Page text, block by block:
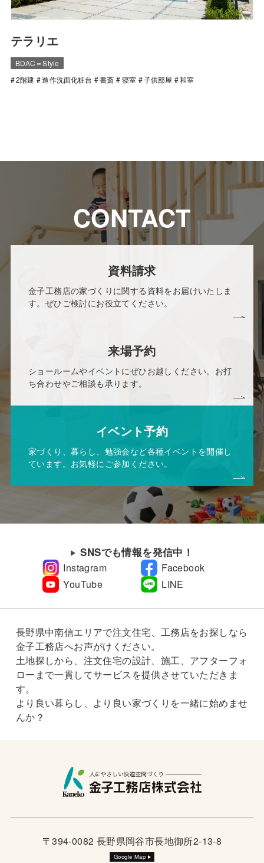
テラリエ
BDAC＝Style
2階建
造作洗面化粧台 書斎 寝室 子供部屋 和室
CONTACT
資料請求
金子工務店の家づくりに関する資料をお届けいたしま
す。ぜひご検討にお役立てください。
来場予約
ショールームやイベントにぜひお越しください。お打
ち合わせやご相談も承ります。
イベント予約
家づくり、暮らし、勉強会など各種イベントを開催し
ています。お気軽にご参加ください。
SNSでも情報を発信中！
Instagram
Facebook
YouTube
LINE
長野県中南信エリアで注文住宅、工務店をお探しなら
金子工務店へお声がけください。
土地探しから、注文住宅の設計、施工、アフターフォ
ローまで一貫してサービスを提供させていただきま
す。
より良い暮らし、より良い家づくりを一緒に始めませ
んか？
〒394-0082 長野県岡谷市長地御所2-13-8
Google Map